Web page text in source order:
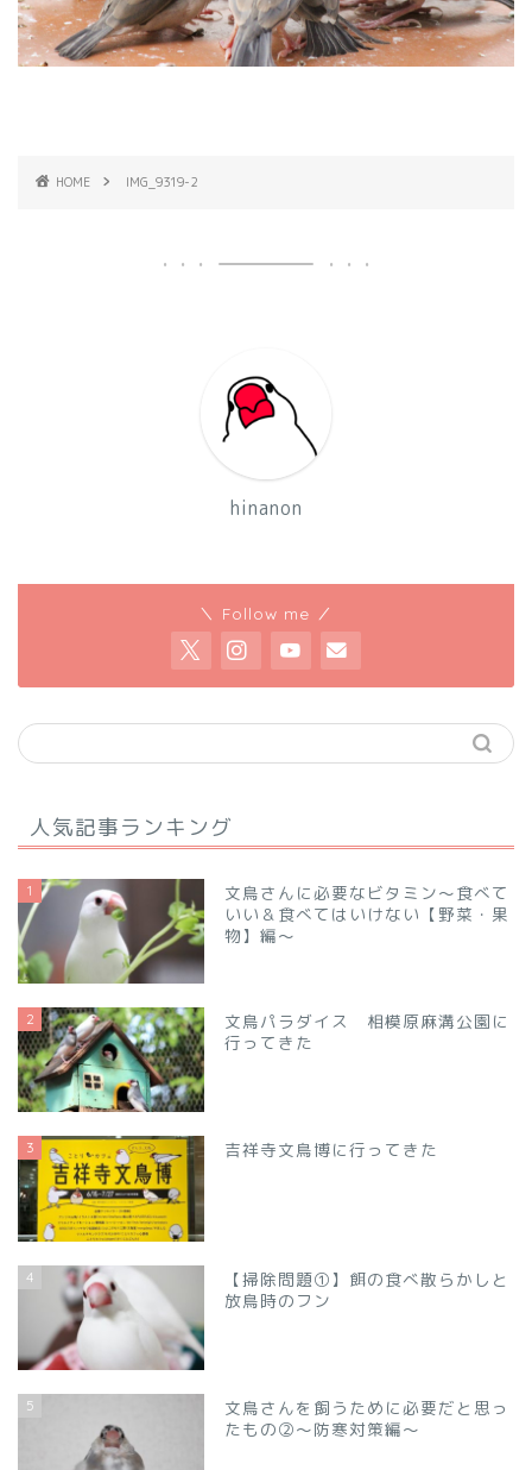
HOME IMG_9319-2
hinanon
＼ Follow me ／
人気記事ランキング
1
文鳥さんに必要なビタミン～食べて
いい＆食べてはいけない【野菜・果
物】編～
2
文鳥パラダイス 相模原麻溝公園に
行ってきた
3 吉祥寺文鳥博に行ってきた
4
【掃除問題①】餌の食べ散らかしと
放鳥時のフン
5
文鳥さんを飼うために必要だと思っ
たもの②～防寒対策編～